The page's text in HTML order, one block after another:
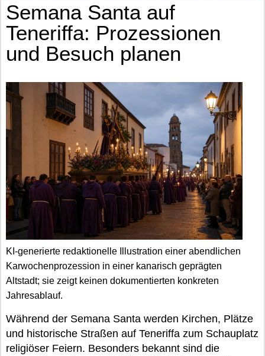
Semana Santa auf
Teneriffa: Prozessionen
und Besuch planen
KI-generierte redaktionelle Illustration einer abendlichen
Karwochenprozession in einer kanarisch geprägten
Altstadt; sie zeigt keinen dokumentierten konkreten
Jahresablauf.
Während der Semana Santa werden Kirchen, Plätze
und historische Straßen auf Teneriffa zum Schauplatz
religiöser Feiern. Besonders bekannt sind die